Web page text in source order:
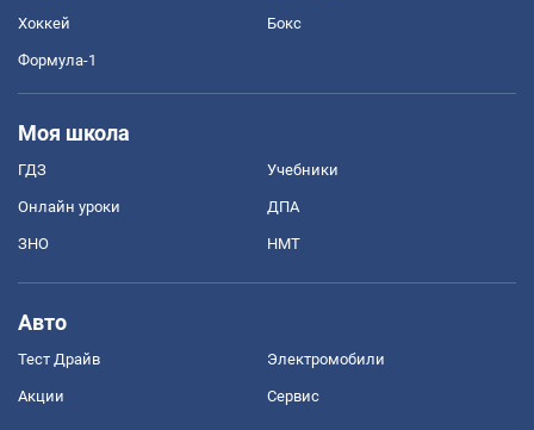
Хоккей Бокс
Формула-1
Моя школа
ГДЗ Учебники
Онлайн уроки ДПА
ЗНО НМТ
Авто
Тест Драйв Электромобили
Акции Сервис